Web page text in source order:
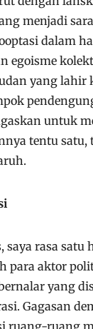
menjadi
dalam
egoisme
yang lahir
untuk
tentu satu,
saya rasa
para aktor
yang
Gagasan
ruang-ruang